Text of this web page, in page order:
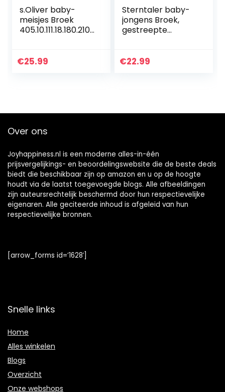
s.Oliver baby-
meisjes Broek
405.10.111.18.180.2107
€25.99
Sterntaler baby-
jongens Broek,
gestreepte
€22.99
Over ons
Joyhappiness.nl is een moderne alles-in-één
prijsvergelijkings- en beoordelingswebsite die de beste deals
biedt die beschikbaar zijn op amazon en u op de hoogte
houdt via de laatst toegevoegde blogs. Alle afbeeldingen
zijn auteursrechtelijk beschermd door hun respectievelijke
eigenaren. Alle geciteerde inhoud is afgeleid van hun
respectievelijke bronnen.
[arrow_forms id=’1628′]
Snelle links
Home
Alles winkelen
Blogs
Overzicht
Onze webshops